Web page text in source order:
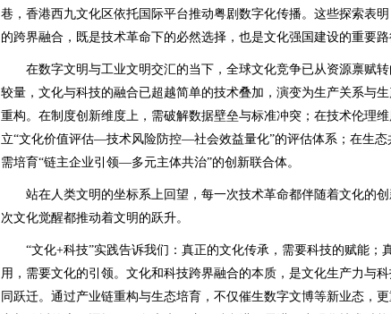
巷，香港西九文化区依托国际平台推动粤剧数字化传播。这些探索表
的跨界融合，既是技术革命下的必然选择，也是文化强国建设的重要路
在数字文明与工业文明交汇的当下，全球文化竞争已从资源禀赋转
较量，文化与科技的融合已超越简单的技术叠加，演变为生产关系与
重构。在制度创新维度上，需破解数据壁垒与标准冲突；在技术伦理
立“文化价值评估—技术风险防控—社会效益量化”的评估体系；在生态
需培育“链主企业引领—多元主体共治”的创新联合体。
站在人类文明的坐标系上回望，每一次技术革命都伴随着文化的创
次文化觉醒都推动着文明的跃升。
“文化+科技”实践告诉我们：真正的文化传承，需要科技的赋能；
用，需要文化的引领。文化和科技跨界融合的本质，是文化生产力与
同跃迁。通过产业链重构与生态培育，不仅催生数字文博等新业态，